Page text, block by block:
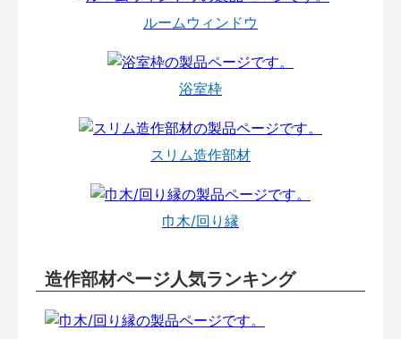
ルームウィンドウ
浴室枠
スリム造作部材
巾木/回り縁
造作部材ページ人気ランキング